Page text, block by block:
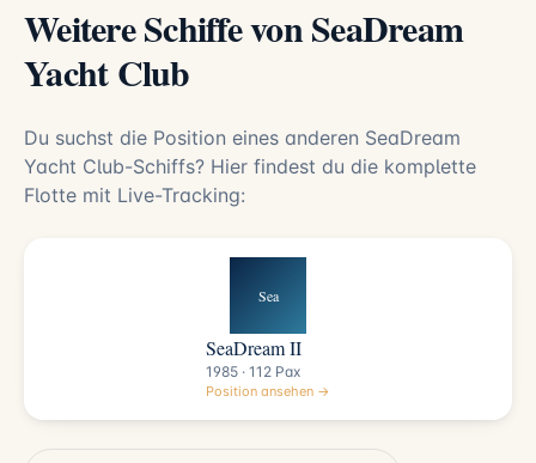
Weitere Schiffe von SeaDream
Yacht Club
Du suchst die Position eines anderen SeaDream
Yacht Club-Schiffs? Hier findest du die komplette
Flotte mit Live-Tracking:
Sea
SeaDream II
1985 · 112 Pax
Position ansehen →